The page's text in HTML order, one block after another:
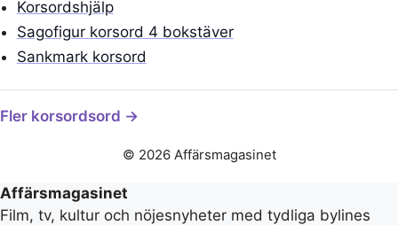
Korsordshjälp
Sagofigur korsord 4 bokstäver
Sankmark korsord
Fler korsordsord →
© 2026 Affärsmagasinet
Affärsmagasinet
Film, tv, kultur och nöjesnyheter med tydliga bylines